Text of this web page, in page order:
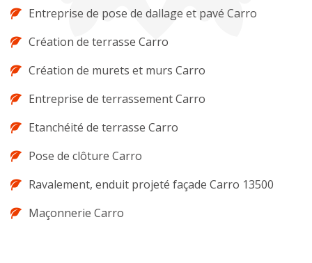
Entreprise de pose de dallage et pavé Carro
Création de terrasse Carro
Création de murets et murs Carro
Entreprise de terrassement Carro
Etanchéité de terrasse Carro
Pose de clôture Carro
Ravalement, enduit projeté façade Carro 13500
Maçonnerie Carro